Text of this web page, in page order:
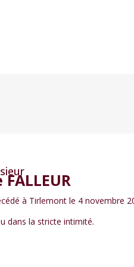
à Tirlemont le 4 novembre
dans la stricte intimité.